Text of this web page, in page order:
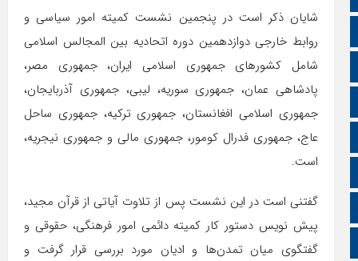
اپلیکیشن سایت
اینستاگرام
اطلاعات سایت
شایان ذکر است در پنجمین نشست کمیته امور سیاسی و
روابط خارجی دوازدهمین دوره اتحادیه بین المجالس اسلامی
شامل کشورهای جمهوری اسلامی ایران، جمهوری مصر،
پادشاهی عمان، جمهوری سوریه، لیبی، جمهوری آذربایجان،
جمهوری اسلامی افغانستان، جمهوری ترکیه، جمهوری ساحل
عاج، جمهوری فدرال کومور، جمهوری مالی و جمهوری نیجریه،
است.
گفتنی است در این نشست پس از تلاوت آیاتی از قرآن مجید،
پیش نویس دستور کار کمیته دائمی امور فرهنگی، حقوقی و
گفتگوی میان تمدن‌ها و ادیان مورد بررسی قرار گرفت و